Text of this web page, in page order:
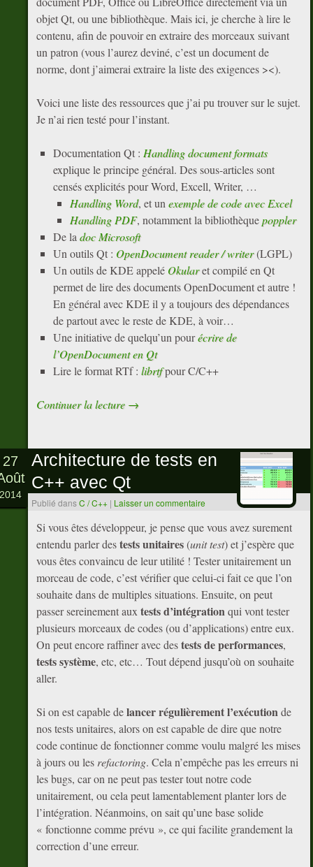
objet Qt, ou une bibliothèque. Mais ici, je cherche à lire le
contenu, afin de pouvoir en extraire des morceaux suivant
un patron (vous l’aurez deviné, c’est un document de
norme, dont j’aimerai extraire la liste des exigences ><).
Voici une liste des ressources que j’ai pu trouver sur le sujet.
Je n’ai rien testé pour l’instant.
Documentation Qt : Handling document formats
explique le principe général. Des sous-articles sont
censés explicités pour Word, Excell, Writer, …
Handling Word, et un exemple de code avec Excel
Handling PDF, notamment la bibliothèquepoppler
De la doc Microsoft
Un outils Qt : OpenDocument reader / writer(LGPL)
Un outils de KDE appelé Okularet compilé en Qt
permet de lire des documents OpenDocument et autre !
En général avec KDE il y a toujours des dépendances
de partout avec le reste de KDE, à voir…
Une initiative de quelqu’un pourécrire de
l’OpenDocument en Qt
Lire le format RTf : librtfpour C/C++
Continuer la lecture →
Architecture de tests en
C++ avec Qt
Publié dansC / C++ | Laisser un commentaire
27
2014
Si vous êtes développeur, je pense que vous avez surement
entendu parler destests unitaires(unit test) et j’espère que
vous êtes convaincu de leur utilité ! Tester unitairement un
morceau de code, c’est vérifier que celui-ci fait ce que l’on
souhaite dans de multiples situations. Ensuite, on peut
passer sereinement aux tests d’intégration qui vont tester
plusieurs morceaux de codes (ou d’applications) entre eux.
On peut encore raffiner avec destests de performances,
tests système, etc, etc… Tout dépend jusqu’où on souhaite
aller.
Si on est capable delancer régulièrement l’exécution de
nos tests unitaires, alors on est capable de dire que notre
code continue de fonctionner comme voulu malgré les mises
à jours ou les refactoring. Cela n’empêche pas les erreurs ni
les bugs, car on ne peut pas tester tout notre code
unitairement, ou cela peut lamentablement planter lors de
l’intégration. Néanmoins, on sait qu’une base solide
« fonctionne comme prévu », ce qui facilite grandement la
correction d’une erreur.